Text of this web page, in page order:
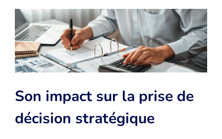
Son impact sur la prise de
décision stratégique